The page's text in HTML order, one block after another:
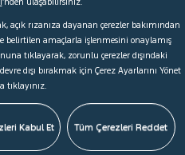
Hakkımızda
S.S.S.
rızanıza dayanan çerezler bakımından
belirtilen amaçlarla işlenmesini onaylamış
tıklayarak, zorunlu çerezler dışındaki
dışı bırakmak için Çerez Ayarlarını Yönet
tıklayınız.
Kabul Et Tüm Çerezleri Reddet